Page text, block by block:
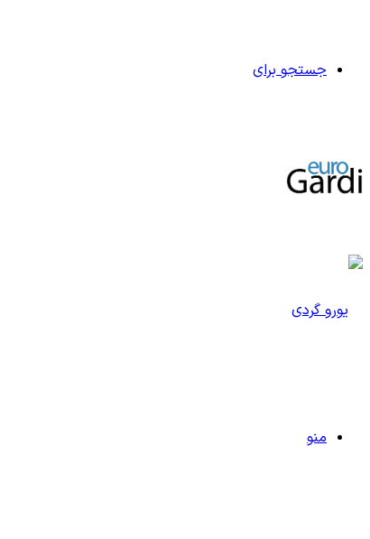
جستجو برای
منو